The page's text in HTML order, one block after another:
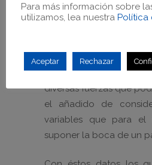
María Prados-Privado
detalladamente la
los implantes y cómo
diversas fuerzas que
el añadido de
variables que para el
suponer la boca de un
Para más información sobre
utilizamos, lea nuestra Política
Aceptar Rechazar